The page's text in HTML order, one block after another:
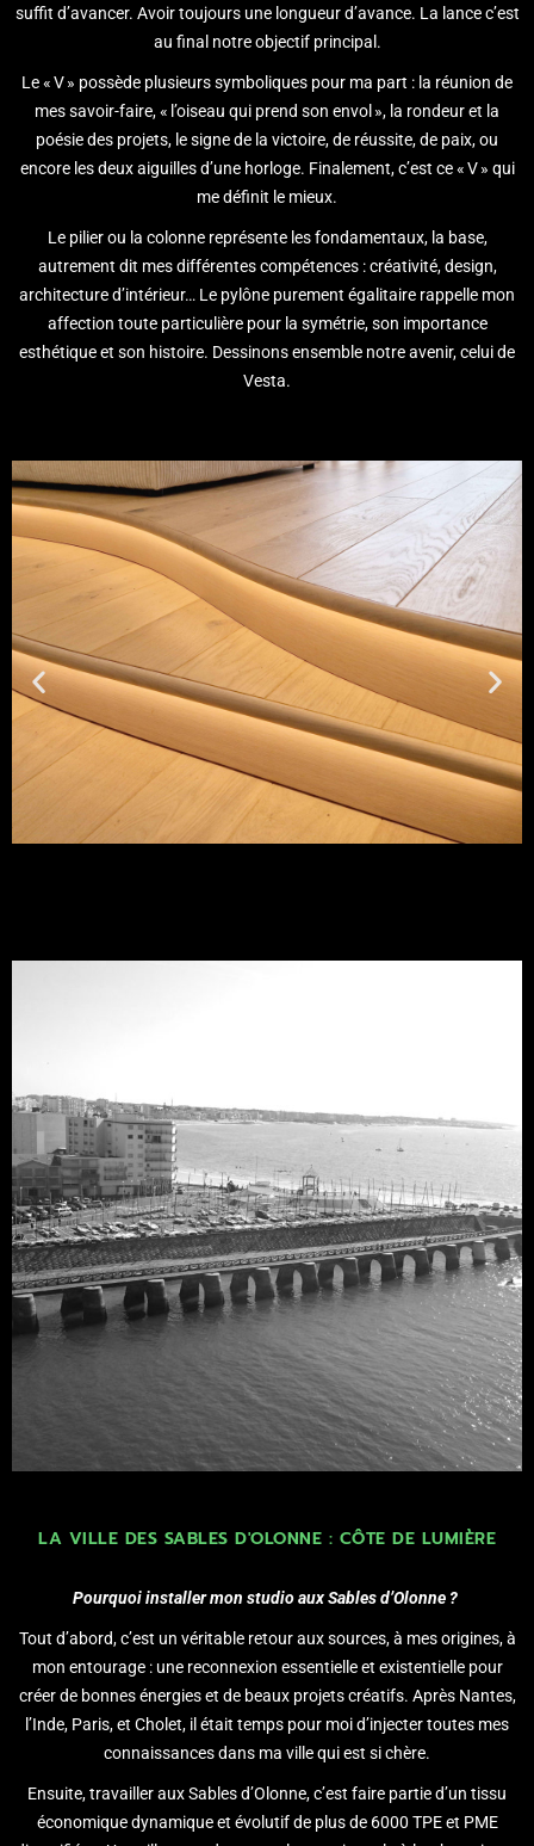
suffit d’avancer. Avoir toujours une longueur d’avance. La lance c’est
au final notre objectif principal.
Le « V » possède plusieurs symboliques pour ma part : la réunion de
mes savoir-faire, « l’oiseau qui prend son envol », la rondeur et la
poésie des projets, le signe de la victoire, de réussite, de paix, ou
encore les deux aiguilles d’une horloge. Finalement, c’est ce « V » qui
me définit le mieux.
Le pilier ou la colonne représente les fondamentaux, la base,
autrement dit mes différentes compétences : créativité, design,
architecture d’intérieur… Le pylône purement égalitaire rappelle mon
affection toute particulière pour la symétrie, son importance
esthétique et son histoire. Dessinons ensemble notre avenir, celui de
Vesta.
LA VILLE DES SABLES D'OLONNE : CÔTE DE LUMIÈRE
Pourquoi installer mon studio aux Sables d’Olonne ?
Tout d’abord, c’est un véritable retour aux sources, à mes origines, à
mon entourage : une reconnexion essentielle et existentielle pour
créer de bonnes énergies et de beaux projets créatifs. Après Nantes,
l’Inde, Paris, et Cholet, il était temps pour moi d’injecter toutes mes
connaissances dans ma ville qui est si chère.
Ensuite, travailler aux Sables d’Olonne, c’est faire partie d’un tissu
économique dynamique et évolutif de plus de 6000 TPE et PME